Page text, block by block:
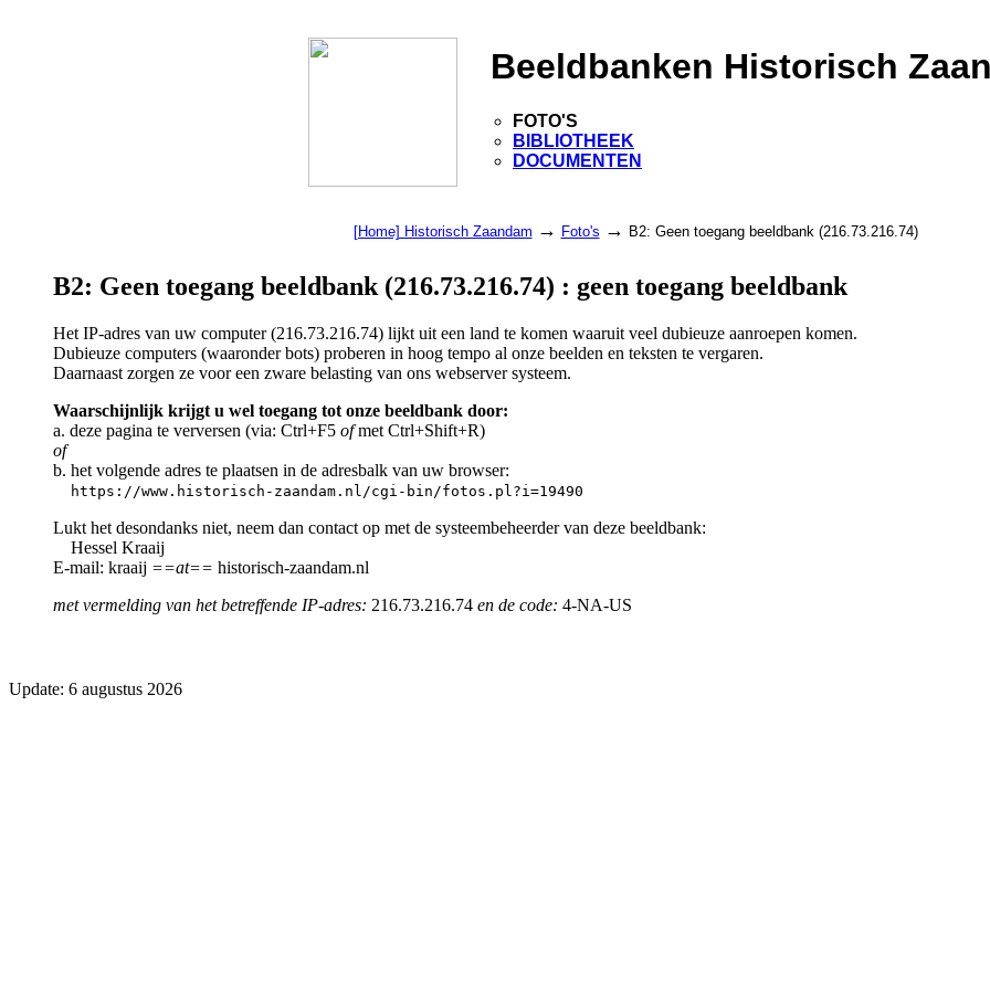
Beeldbanken Historisch
FOTO'S
BIBLIOTHEEK
DOCUMENTEN
[Home] Historisch Zaandam → Foto's → B2: Geen toegang beeldbank (216.73.216.74)
B2: Geen toegang beeldbank (216.73.216.74) : geen toegang beeldbank
Het IP-adres van uw computer (216.73.216.74) lijkt uit een land te komen waaruit veel dubieuze aanroepen komen.
Dubieuze computers (waaronder bots) proberen in hoog tempo al onze beelden en teksten te vergaren.
Daarnaast zorgen ze voor een zware belasting van ons webserver systeem.
Waarschijnlijk krijgt u wel toegang tot onze beeldbank door:
a. deze pagina te verversen (via: Ctrl+F5 ofmet Ctrl+Shift+R)
of
b. het volgende adres te plaatsen in de adresbalk van uw browser:
https://www.historisch-zaandam.nl/cgi-bin/fotos.pl?i=19490
Lukt het desondanks niet, neem dan contact op met de systeembeheerder van deze beeldbank:
Hessel Kraaij
E-mail: kraaij ==at== historisch-zaandam.nl
met vermelding van het betreffende IP-adres: 216.73.216.74 en de code: 4-NA-US
Update: 6 augustus 2026